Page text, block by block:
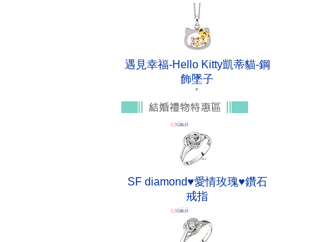
遇見幸福-Hello Kitty凱蒂貓-鋼
飾墜子
SF diamond♥愛情玫瑰♥鑽石
戒指